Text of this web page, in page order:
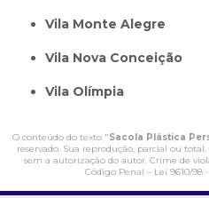
Vila Monte Alegre
Vila Nova Conceição
Vila Olímpia
O conteúdo do texto "Sacola Plástica
reservado. Sua reprodução, parcial ou
sem a autorização do autor. Crime de
Código Penal – Lei 9610/98